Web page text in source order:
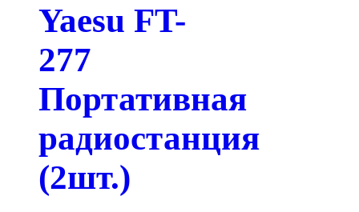
Yaesu FT-
277
Портативная
радиостанция
(2шт.)